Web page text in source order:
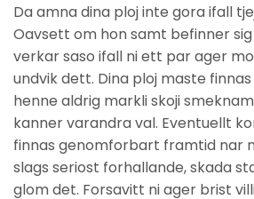
Da amna dina ploj inte gora ifall
Oavsett om hon samt befinner
verkar saso ifall ni ett par ager
undvik dett. Dina ploj maste
henne aldrig markli skoji
kanner varandra val. Eventuellt
finnas genomforbart framtid nar
slags seriost forhallande, skada
glom det. Forsavitt ni ager brist